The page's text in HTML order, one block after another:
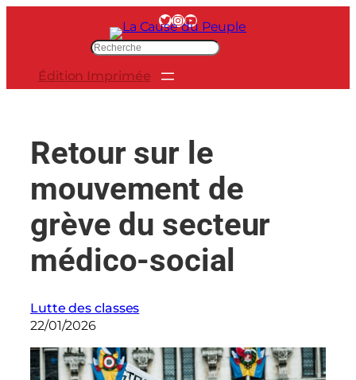
Twitter InstagramYouTube
e
r
Édition Imprimée
Retour sur le
mouvement de
grève du secteur
médico-social
Lutte des classes
22/01/2026